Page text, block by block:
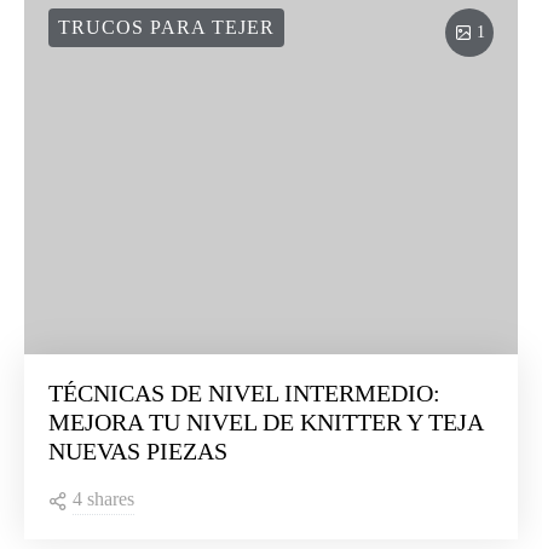
1
TRUCOS PARA TEJER
TÉCNICAS DE NIVEL INTERMEDIO:
MEJORA TU NIVEL DE KNITTER Y TEJA
NUEVAS PIEZAS
4 shares